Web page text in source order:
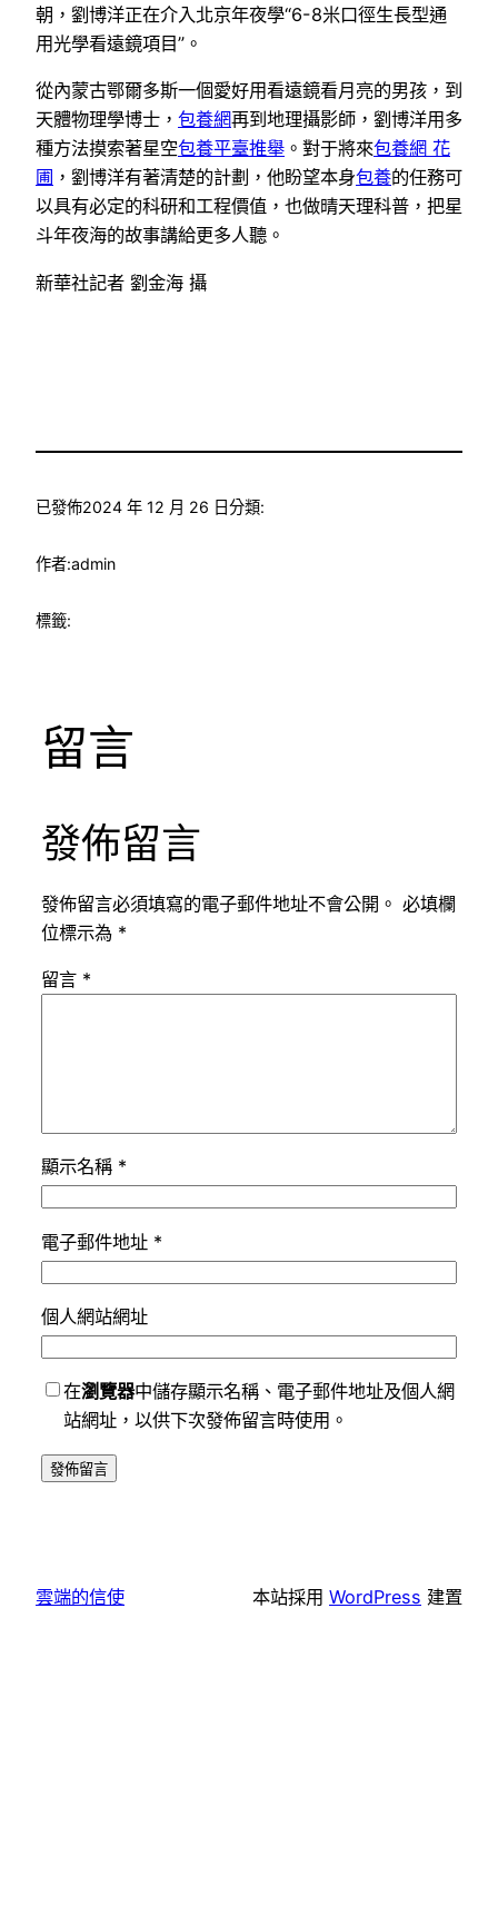
朝，劉博洋正在介入北京年夜學“6-8米口徑生長型通
用光學看遠鏡項目”。
從內蒙古鄂爾多斯一個愛好用看遠鏡看月亮的男孩，到
天體物理學博士， 包養網再到地理攝影師，劉博洋用多
種方法摸索著星空包養平臺推舉 。對于將來包養網 花
圃 ，劉博洋有著清楚的計劃，他盼望本身包養的任務可
以具有必定的科研和工程價值，也做晴天理科普，把星
斗年夜海的故事講給更多人聽。
新華社記者 劉金海 攝
已發佈2024 年 12 月 26 日分類:
作者:admin
標籤:
留言
發佈留言
發佈留言必須填寫的電子郵件地址不會公開。 必填欄
位標示為 *
留言 *
顯示名稱 *
電子郵件地址 *
個人網站網址
在瀏覽器中儲存顯示名稱、電子郵件地址及個人網
站網址，以供下次發佈留言時使用。
雲端的信使 本站採用 WordPress 建置